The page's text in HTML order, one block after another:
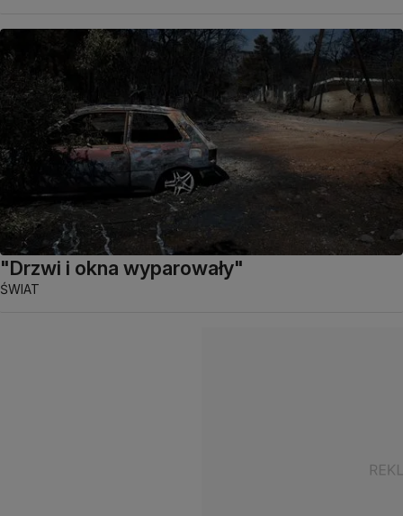
"Drzwi i okna wyparowały"
ŚWIAT